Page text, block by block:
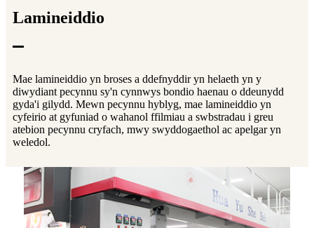
Lamineiddio
Mae lamineiddio yn broses a ddefnyddir yn helaeth yn y
diwydiant pecynnu sy'n cynnwys bondio haenau o ddeunydd
gyda'i gilydd. Mewn pecynnu hyblyg, mae lamineiddio yn
cyfeirio at gyfuniad o wahanol ffilmiau a swbstradau i greu
atebion pecynnu cryfach, mwy swyddogaethol ac apelgar yn
weledol.